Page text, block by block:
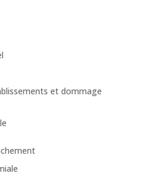
et dommage